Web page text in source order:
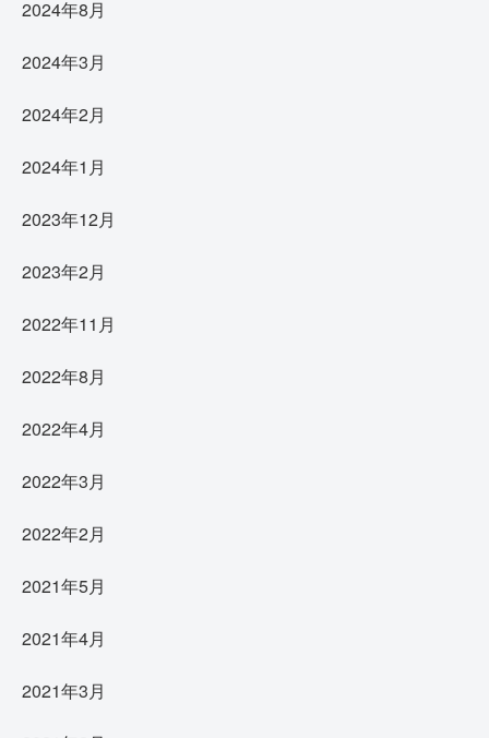
2024年8月
2024年3月
2024年2月
2024年1月
2023年12月
2023年2月
2022年11月
2022年8月
2022年4月
2022年3月
2022年2月
2021年5月
2021年4月
2021年3月